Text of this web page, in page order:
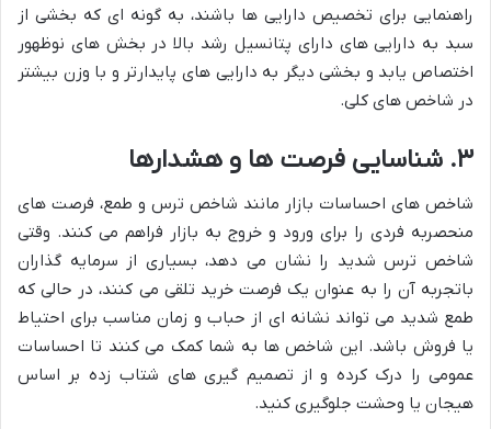
راهنمایی برای تخصیص دارایی ها باشند، به گونه ای که بخشی از
سبد به دارایی های دارای پتانسیل رشد بالا در بخش های نوظهور
اختصاص یابد و بخشی دیگر به دارایی های پایدارتر و با وزن بیشتر
در شاخص های کلی.
۳. شناسایی فرصت ها و هشدارها
شاخص های احساسات بازار مانند شاخص ترس و طمع، فرصت های
منحصربه فردی را برای ورود و خروج به بازار فراهم می کنند. وقتی
شاخص ترس شدید را نشان می دهد، بسیاری از سرمایه گذاران
باتجربه آن را به عنوان یک فرصت خرید تلقی می کنند، در حالی که
طمع شدید می تواند نشانه ای از حباب و زمان مناسب برای احتیاط
یا فروش باشد. این شاخص ها به شما کمک می کنند تا احساسات
عمومی را درک کرده و از تصمیم گیری های شتاب زده بر اساس
هیجان یا وحشت جلوگیری کنید.